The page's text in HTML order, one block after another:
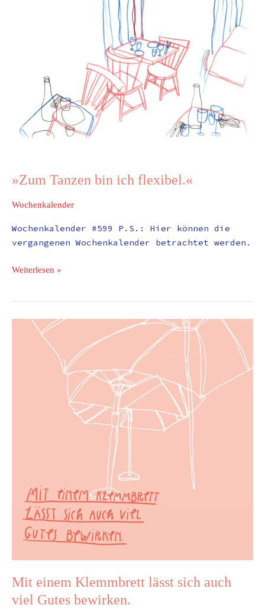
»Zum Tanzen bin ich flexibel.«
Wochenkalender
Wochenkalender #599 P.S.: Hier können die
vergangenen Wochenkalender betrachtet werden.
Weiterlesen »
Mit einem Klemmbrett lässt sich auch
viel Gutes bewirken.
Klemmbrett